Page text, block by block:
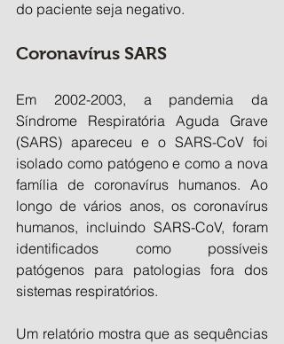
do paciente seja negativo.
Coronavírus SARS
Em 2002-2003, a pandemia da
Síndrome Respiratória Aguda Grave
(SARS) apareceu e o SARS-CoV foi
isolado como patógeno e como a nova
família de coronavírus humanos. Ao
longo de vários anos, os coronavírus
humanos, incluindo SARS-CoV, foram
identificados como possíveis
patógenos para patologias fora dos
sistemas respiratórios.
Um relatório mostra que as sequências